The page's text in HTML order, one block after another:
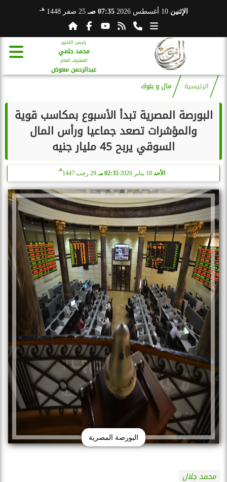
الإثنين 10 أغسطس 2026 07:35 صـ 25 صفر 1448 هـ
رئيس التحرير
محمد حلمي
المشرف العام
عبدالرحمن معوض
الرئيسية مال و بنوك
البورصة المصرية تبدأ الأسبوع بمكاسب قوية
والمؤشرات تصعد جماعيا ورأس المال
السوقي يربح 45 مليار جنيه
الأحد 18 يناير 2026 02:35 مـ 29 رجب 1447
هـ
البورصة المصرية
محمد جلال